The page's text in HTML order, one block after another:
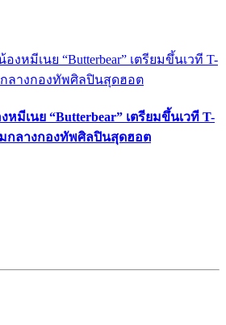
มีเนย “Butterbear” เตรียมขึ้นเวที T-
มกลางกองทัพศิลปินสุดฮอต